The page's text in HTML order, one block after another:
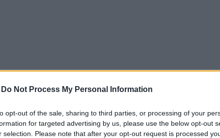
Do Not Process My Personal Information
opt-out of the sale, sharing to third parties, or processing of your
for targeted advertising by us, please use the below opt-out
selection. Please note that after your opt-out request is processed
abszolút első Japán mögött, Franciaország,
a
az orvosi ellátáshoz való hozzáférés, az
köszönhető.